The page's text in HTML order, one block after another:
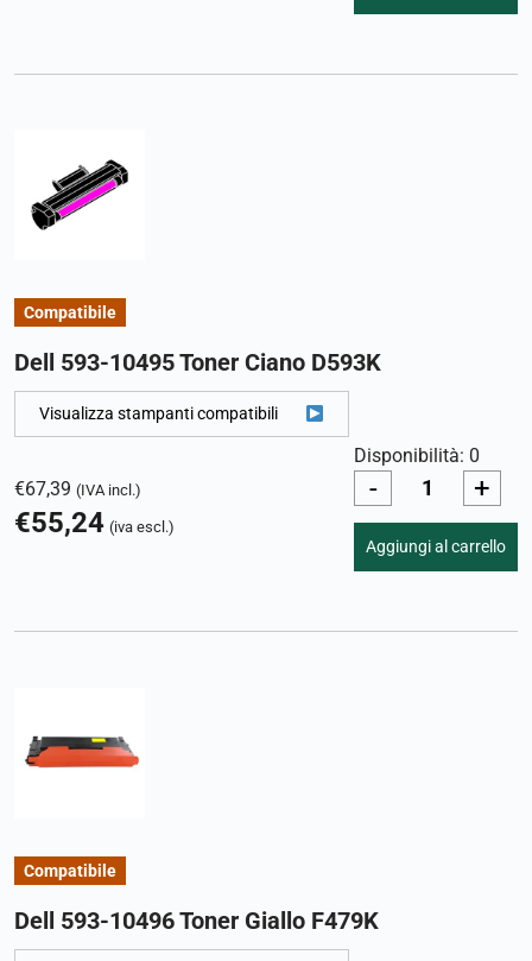
Compatibile
Dell 593-10495 Toner Ciano D593K
Visualizza stampanti compatibili
€67,39 (IVA incl.)
€55,24 (iva escl.)
Disponibilità: 0
- +
Aggiungi al carrello
Compatibile
Dell 593-10496 Toner Giallo F479K